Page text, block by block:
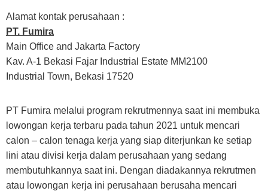
Alamat kontak perusahaan :
PT. Fumira
Main Office and Jakarta Factory
Kav. A-1 Bekasi Fajar Industrial Estate MM2100
Industrial Town, Bekasi 17520
PT Fumira melalui program rekrutmennya saat ini membuka
lowongan kerja terbaru pada tahun 2021 untuk mencari
calon – calon tenaga kerja yang siap diterjunkan ke setiap
lini atau divisi kerja dalam perusahaan yang sedang
membutuhkannya saat ini. Dengan diadakannya rekrutmen
atau lowongan kerja ini perusahaan berusaha mencari